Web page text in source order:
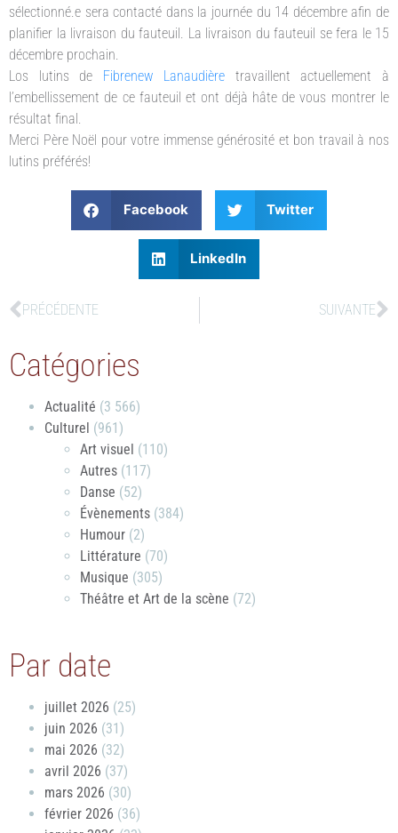
sélectionné.e sera contacté dans la journée du 14 décembre afin de
planifier la livraison du fauteuil. La livraison du fauteuil se fera le 15
décembre prochain.
Los lutins de Fibrenew Lanaudière travaillent actuellement à
l’embellissement de ce fauteuil et ont déjà hâte de vous montrer le
résultat final.
Merci Père Noël pour votre immense générosité et bon travail à nos
lutins préférés!
Facebook Twitter
LinkedIn
PRÉCÉDENTE SUIVANTE
Catégories
Actualité (3 566)
Culturel (961)
Art visuel (110)
Autres (117)
Danse (52)
Évènements (384)
Humour (2)
Littérature (70)
Musique (305)
Théâtre et Art de la scène (72)
Par date
juillet 2026 (25)
juin 2026 (31)
mai 2026 (32)
avril 2026 (37)
mars 2026 (30)
février 2026 (36)